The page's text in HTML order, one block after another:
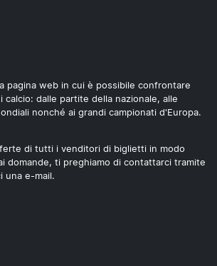
pagina web in cui è possibile confrontare
calcio: dalle partite della nazionale, alle
nonché ai grandi campionati d'Europa.
di tutti i venditori di biglietti in modo
domande, ti preghiamo di contattarci tramite
una e-mail.